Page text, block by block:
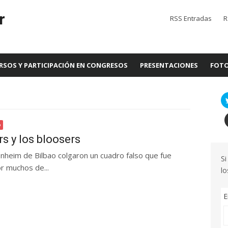
RSS Entradas
Y PARTICIPACIÓN EN CONGRESOS PRESENTACIONES
y los bloosers
de Bilbao colgaron un cuadro falso que fue
muchos de...